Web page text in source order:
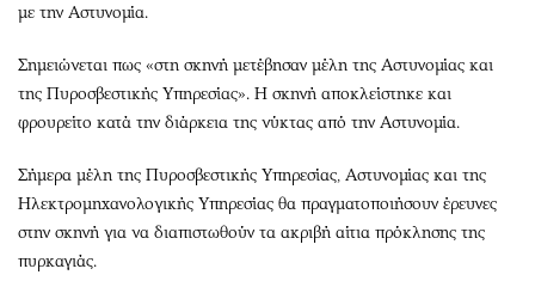
με την Αστυνομία.
Σημειώνεται πως «στη σκηνή μετέβησαν μέλη της Αστυνομίας και
της Πυροσβεστικής Υπηρεσίας». Η σκηνή αποκλείστηκε και
φρουρείτο κατά την διάρκεια της νύκτας από την Αστυνομία.
Σήμερα μέλη της Πυροσβεστικής Υπηρεσίας, Αστυνομίας και της
Ηλεκτρομηχανολογικής Υπηρεσίας θα πραγματοποιήσουν έρευνες
στην σκηνή για να διαπιστωθούν τα ακριβή αίτια πρόκλησης της
πυρκαγιάς.